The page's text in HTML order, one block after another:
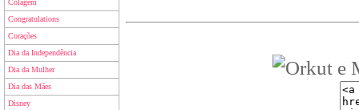
Colagem
Congratulations
Corações
Dia da Independência
Dia da Mulher
Dia das Mães
Disney